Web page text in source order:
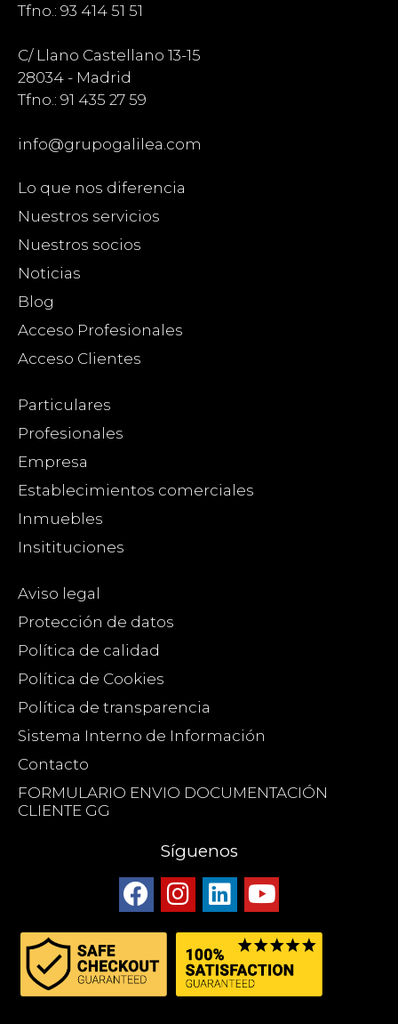
Tfno.: 93 414 51 51
C/ Llano Castellano 13-15
28034 - Madrid
Tfno.: 91 435 27 59
info@grupogalilea.com
Lo que nos diferencia
Nuestros servicios
Nuestros socios
Noticias
Blog
Acceso Profesionales
Acceso Clientes
Particulares
Profesionales
Empresa
Establecimientos comerciales
Inmuebles
Insitituciones
Aviso legal
Protección de datos
Política de calidad
Política de Cookies
Política de transparencia
Sistema Interno de Información
Contacto
FORMULARIO ENVIO DOCUMENTACIÓN
CLIENTE GG
Síguenos